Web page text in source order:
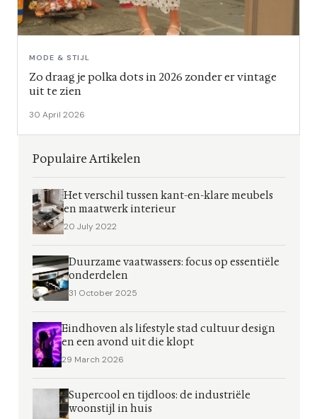
MODE & STIJL
Zo draag je polka dots in 2026 zonder er vintage
uit te zien
30 April 2026
Populaire Artikelen
Het verschil tussen kant-en-klare meubels
en maatwerk interieur
20 July 2022
Duurzame vaatwassers: focus op essentiële
onderdelen
31 October 2025
Eindhoven als lifestyle stad cultuur design
en een avond uit die klopt
29 March 2026
Supercool en tijdloos: de industriële
woonstijl in huis